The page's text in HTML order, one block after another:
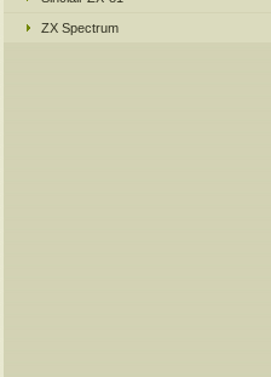
ZX Spectrum